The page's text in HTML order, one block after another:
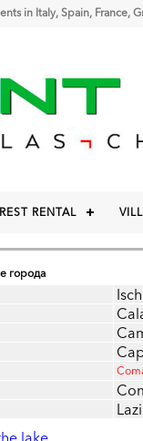
in Italy, Spain,
RENTAL
города